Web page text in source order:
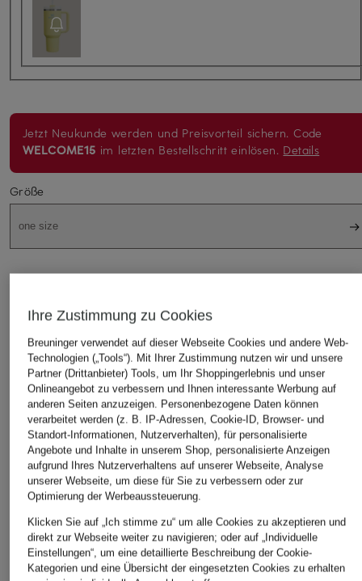
Jetzt Neukunde werden und Preisvorteil sichern. Code
WELCOME15 im letzten Bestellschritt einlösen. Details
Größe
one size
DAS KÖNNTE IHNEN AUCH GEFALLEN
Ihre Zustimmung zu Cookies
Breuninger verwendet auf dieser Webseite Cookies und andere Web-
Technologien („Tools“). Mit Ihrer Zustimmung nutzen wir und unsere
Partner (Drittanbieter) Tools, um Ihr Shoppingerlebnis und unser
Onlineangebot zu verbessern und Ihnen interessante Werbung auf
anderen Seiten anzuzeigen. Personenbezogene Daten können
verarbeitet werden (z. B. IP-Adressen, Cookie-ID, Browser- und
Standort-Informationen, Nutzerverhalten), für personalisierte
Angebote und Inhalte in unserem Shop, personalisierte Anzeigen
aufgrund Ihres Nutzerverhaltens auf unserer Webseite, Analyse
unserer Webseite, um diese für Sie zu verbessern oder zur
Optimierung der Werbeaussteuerung.
Klicken Sie auf „Ich stimme zu“ um alle Cookies zu akzeptieren und
direkt zur Webseite weiter zu navigieren; oder auf „Individuelle
Einstellungen“, um eine detaillierte Beschreibung der Cookie-
Kategorien und eine Übersicht der eingesetzten Cookies zu erhalten